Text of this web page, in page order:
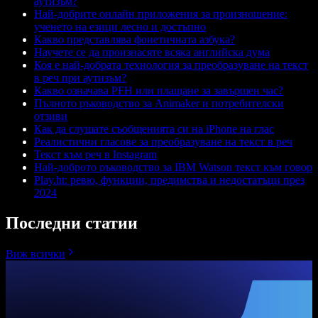
Най-добрите онлайн приложения за произношение:
ученето на езици лесно и достъпно
Какво представлява фонетичната азбука?
Научете се да произнасяте всяка английска дума
Коя е най-добрата технология за преобразуване на текст
в реч при аутизъм?
Какво означава PFH или плащане за завършен час?
Пълното ръководство за Animaker и потребителски
отзиви
Как да слушате съобщенията си на iPhone на глас
Реалистични гласове за преобразуване на текст в реч
Текст към реч в Instagram
Най-доброто ръководство за IBM Watson текст към говор
Play.ht: ревю, функции, предимства и недостатъци през
2024
Последни статии
Виж всички